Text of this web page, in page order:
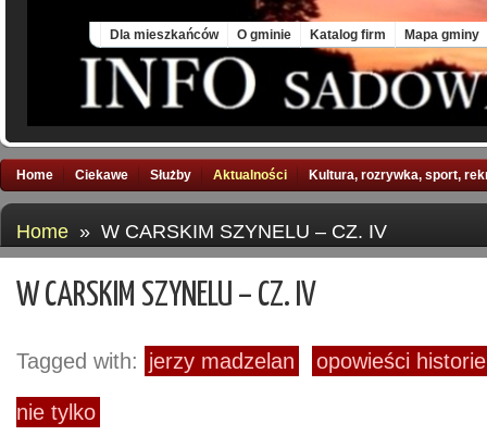
Dla mieszkańców O gminie Katalog firm Mapa gminy
Home Ciekawe Służby Aktualności Kultura, rozrywka, sport,
Home » W CARSKIM SZYNELU – CZ. IV
W CARSKIM SZYNELU – CZ. IV
Tagged with: jerzy madzelan opowieści
nie tylko